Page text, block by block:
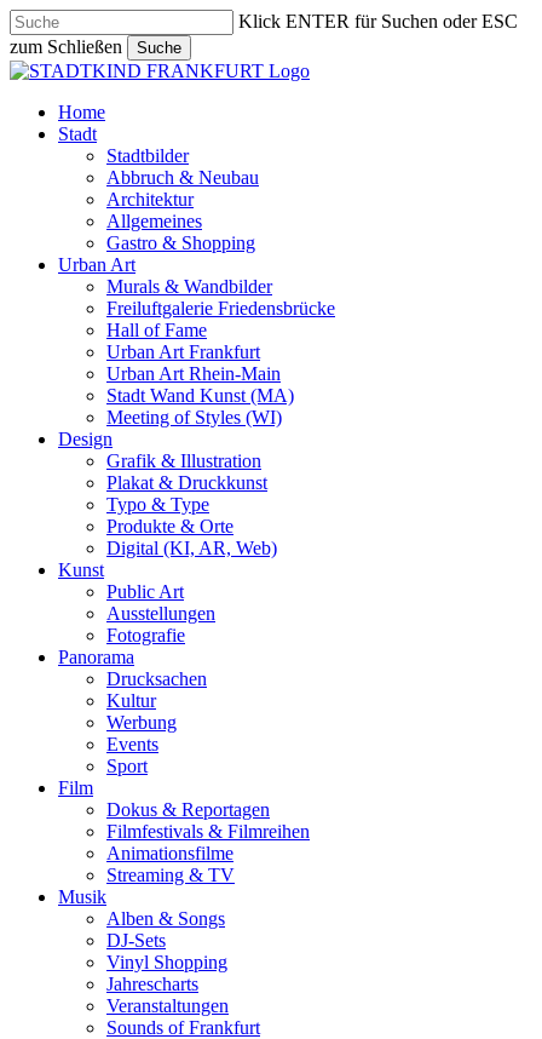
Skip
to
main
content
Klick ENTER für Suchen oder ESC
zum Schließen
Suche
Close
search
Menu
Home
Stadt
Stadtbilder
Abbruch & Neubau
Architektur
Allgemeines
Gastro & Shopping
Urban Art
Murals & Wandbilder
Freiluftgalerie Friedensbrücke
Hall of Fame
Urban Art Frankfurt
Urban Art Rhein-Main
Stadt Wand Kunst (MA)
Meeting of Styles (WI)
Design
Grafik & Illustration
Plakat & Druckkunst
Typo & Type
Produkte & Orte
Digital (KI, AR, Web)
Kunst
Public Art
Ausstellungen
Fotografie
Panorama
Drucksachen
Kultur
Werbung
Events
Sport
Film
Dokus & Reportagen
Filmfestivals & Filmreihen
Animationsfilme
Streaming & TV
Musik
Alben & Songs
DJ-Sets
Vinyl Shopping
Jahrescharts
Veranstaltungen
Sounds of Frankfurt